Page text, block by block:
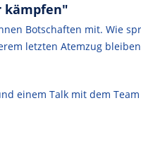
kämpfen"
Botschaften mit. Wie
letzten Atemzug
einem Talk mit dem